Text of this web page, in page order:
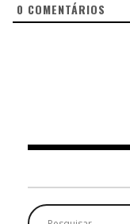
0 COMENTÁRIOS